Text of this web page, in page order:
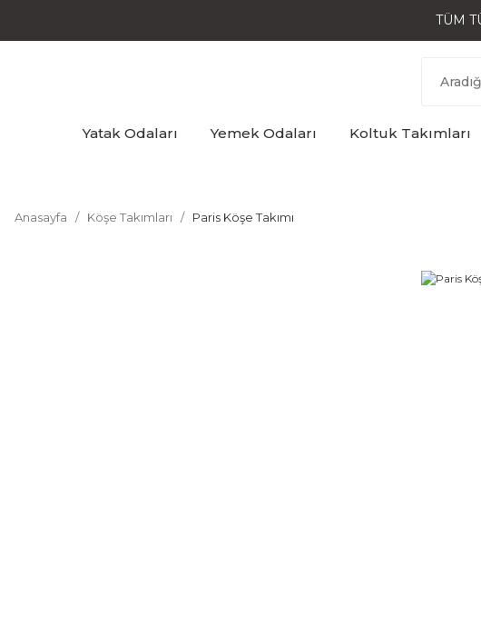
TÜM
Yatak Odaları Yemek Odaları Koltuk Takımları
Anasayfa Köşe Takımları Paris Köşe Takımı